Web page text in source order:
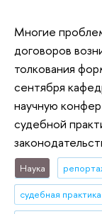
Многие
договоров
толкования
сентября
научную
судебной
Наука
судебная практика